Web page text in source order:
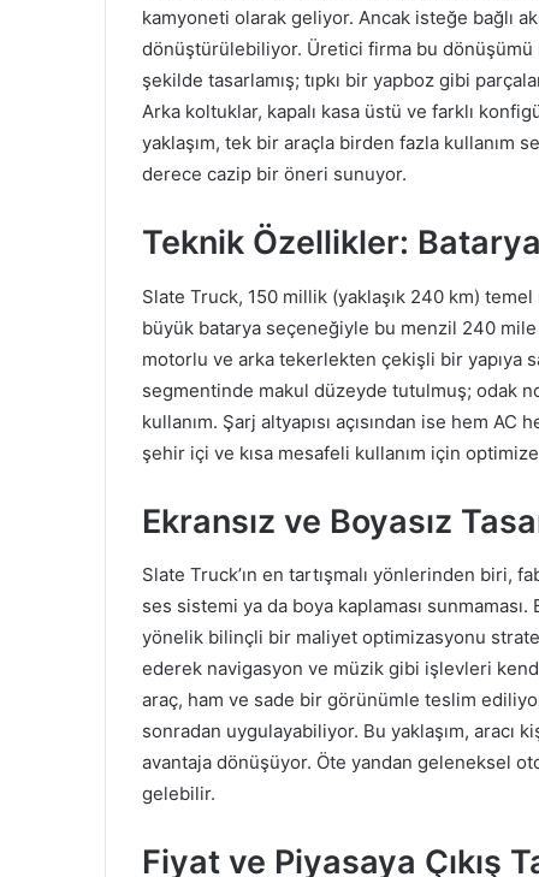
kamyoneti olarak geliyor. Ancak isteğe bağlı
dönüştürülebiliyor. Üretici firma bu dönüşümü
şekilde tasarlamış; tıpkı bir yapboz gibi
Arka koltuklar, kapalı kasa üstü ve farklı
yaklaşım, tek bir araçla birden fazla kullanım
derece cazip bir öneri sunuyor.
Teknik Özellikler:
Slate Truck, 150 millik (yaklaşık 240 km)
büyük batarya seçeneğiyle bu menzil 240 mile
motorlu ve arka tekerlekten çekişli bir yapıya
segmentinde makul düzeyde tutulmuş; odak
kullanım. Şarj altyapısı açısından ise hem
şehir içi ve kısa mesafeli kullanım için
Ekransız ve Boyasız
Slate Truck’ın en tartışmalı yönlerinden biri,
ses sistemi ya da boya kaplaması
yönelik bilinçli bir maliyet optimizasyonu
ederek navigasyon ve müzik gibi işlevleri
araç, ham ve sade bir görünümle teslim
sonradan uygulayabiliyor. Bu yaklaşım, aracı
avantaja dönüşüyor. Öte yandan geleneksel
gelebilir.
Fiyat ve Piyasaya Çıkış